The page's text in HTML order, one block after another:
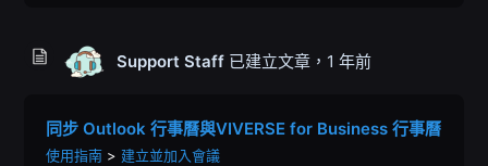
Support Staff 已建立文章， 1 年前
同步 Outlook 行事曆與VIVERSE for Business 行事曆
使用指南 建立並加入會議